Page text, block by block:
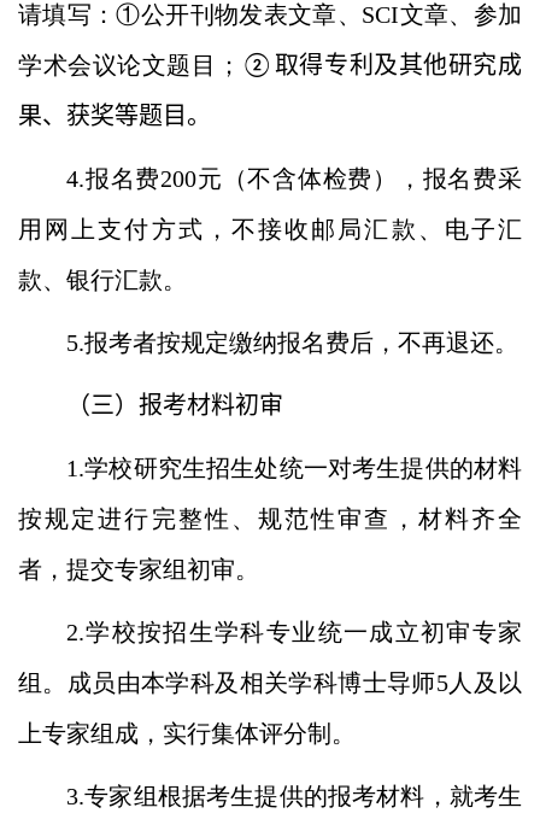
请填写：①公开刊物发表文章、 SCI文章、参加
学术会议论文题目； ② 取得专利及其他研究成
果、获奖等题目。
4.报名费200元（不含体检费），报名费采
用网上支付方式，不接收邮局汇款、电子汇
款、银行汇款。
5.报考者按规定缴纳报名费后，不再退还。
（三）报考材料初审
1.学校研究生招生处统一对考生提供的材料
按规定进行完整性、规范性审查，材料齐全
者，提交专家组初审。
2.学校按招生学科专业统一成立初审专家
组。成员由本学科及相关学科博士导师5人及以
上专家组成，实行集体评分制。
3.专家组根据考生提供的报考材料，就考生